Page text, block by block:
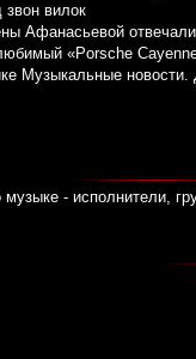
звон вилок
Афанасьевой
«Porsche
Музыкальные новости.
- исполнители,